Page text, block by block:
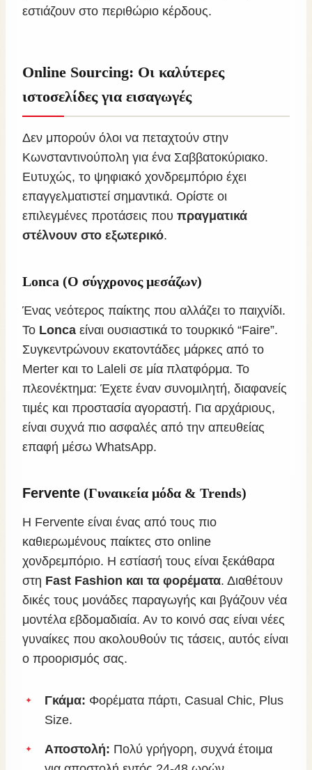
εστιάζουν στο περιθώριο κέρδους.
Online Sourcing: Οι καλύτερες
ιστοσελίδες για εισαγωγές
Δεν μπορούν όλοι να πεταχτούν στην
Κωνσταντινούπολη για ένα Σαββατοκύριακο.
Ευτυχώς, το ψηφιακό χονδρεμπόριο έχει
επαγγελματιστεί σημαντικά. Ορίστε οι
επιλεγμένες προτάσεις που πραγματικά
στέλνουν στο εξωτερικό.
Lonca (Ο σύγχρονος μεσάζων)
Ένας νεότερος παίκτης που αλλάζει το παιχνίδι.
Το Lonca είναι ουσιαστικά το τουρκικό “Faire”.
Συγκεντρώνουν εκατοντάδες μάρκες από το
Merter και το Laleli σε μία πλατφόρμα. Το
πλεονέκτημα: Έχετε έναν συνομιλητή, διαφανείς
τιμές και προστασία αγοραστή. Για αρχάριους,
είναι συχνά πιο ασφαλές από την απευθείας
επαφή μέσω WhatsApp.
Fervente (Γυναικεία μόδα & Trends)
Η Fervente είναι ένας από τους πιο
καθιερωμένους παίκτες στο online
χονδρεμπόριο. Η εστίασή τους είναι ξεκάθαρα
στη Fast Fashion και τα φορέματα. Διαθέτουν
δικές τους μονάδες παραγωγής και βγάζουν νέα
μοντέλα εβδομαδιαία. Αν το κοινό σας είναι νέες
γυναίκες που ακολουθούν τις τάσεις, αυτός είναι
ο προορισμός σας.
Γκάμα: Φορέματα πάρτι, Casual Chic, Plus
Size.
Αποστολή: Πολύ γρήγορη, συχνά έτοιμα